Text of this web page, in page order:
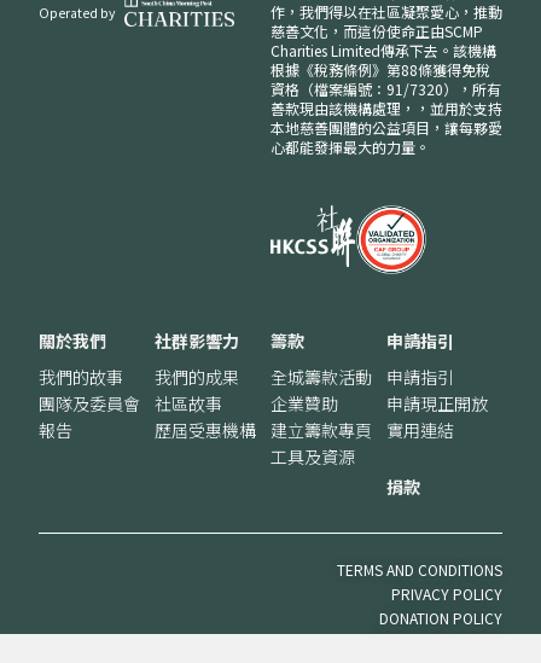
Operated by
作，我們得以在社區凝聚愛心，推動
慈善文化，而這份使命正由SCMP
Charities Limited傳承下去。該機構
根據《稅務條例》第88條獲得免稅
資格（檔案編號：91/7320），所有
善款現由該機構處理，，並用於支持
本地慈善團體的公益項目，讓每夥愛
心都能發揮最大的力量。
關於我們
我們的故事
團隊及委員會
報告
社群影響力
我們的成果
社區故事
歷屆受惠機構
籌款
全城籌款活動
企業贊助
建立籌款專頁
工具及資源
申請指引
申請指引
申請現正開放
實用連結
捐款
TERMS AND CONDITIONS
PRIVACY POLICY
DONATION POLICY